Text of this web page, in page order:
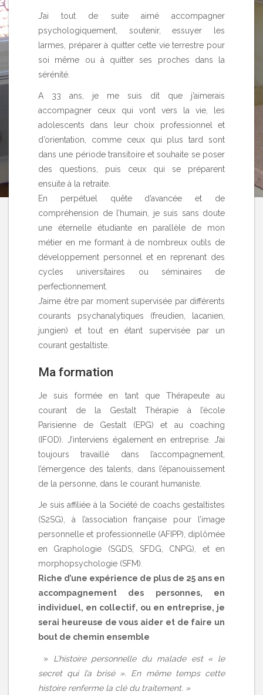
J’ai tout de suite aimé accompagner
psychologiquement, soutenir, essuyer les
larmes, préparer à quitter cette vie terrestre pour
soi même ou à quitter ses proches dans la
sérénité.
A 33 ans, je me suis dit que j’aimerais
accompagner ceux qui vont vers la vie, les
adolescents dans leur choix professionnel et
d’orientation, comme ceux qui plus tard sont
dans une période transitoire et souhaite se poser
des questions, puis ceux qui se préparent
ensuite à la retraite.
En perpétuel quête d’avancée et de
compréhension de l’humain, je suis sans doute
une éternelle étudiante en parallèle de mon
métier en me formant à de nombreux outils de
développement personnel et en reprenant des
cycles universitaires ou séminaires de
perfectionnement.
J’aime être par moment supervisée par différents
courants psychanalytiques (freudien, lacanien,
jungien) et tout en étant supervisée par un
courant gestaltiste.
Ma formation
Je suis formée en tant que Thérapeute au
courant de la Gestalt Thérapie à l’école
Parisienne de Gestalt (EPG) et au coaching
(IFOD). J’interviens également en entreprise. J’ai
toujours travaillé dans l’accompagnement,
l’émergence des talents, dans l’épanouissement
de la personne, dans le courant humaniste.
Je suis affiliée à la Société de coachs gestaltistes
(S2SG), à l’association française pour l’image
personnelle et professionnelle (AFIPP), diplômée
en Graphologie (SGDS, SFDG, CNPG), et en
morphopsychologie (SFM).
Riche d’une expérience de plus de 25 ans en
accompagnement des personnes, en
individuel, en collectif, ou en entreprise, je
serai heureuse de vous aider et de faire un
bout de chemin ensemble
» L’histoire personnelle du malade est « le
secret qui l’a brisé ». En même temps cette
histoire renferme la clé du traitement. »